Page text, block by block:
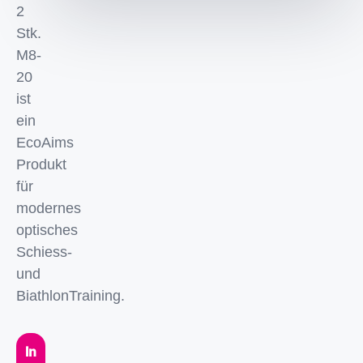
2
Stk.
M8-
20
ist
ein
EcoAims
Produkt
für
modernes
optisches
Schiess-
und
BiathlonTraining.
In